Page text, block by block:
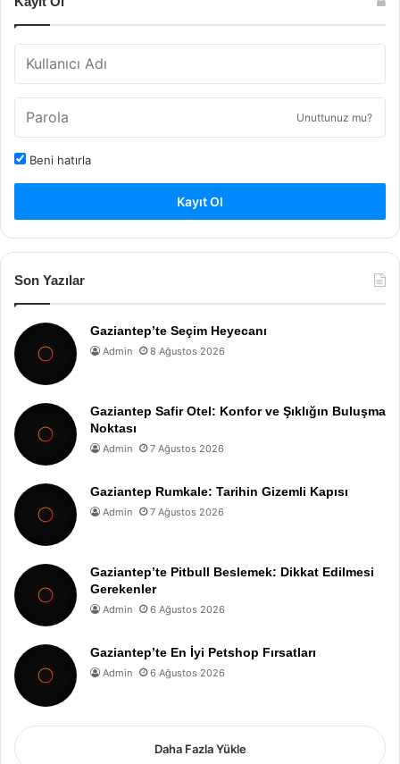
Unuttunuz mu?
Beni hatırla
Kayıt Ol
Son Yazılar
Gaziantep’te Seçim Heyecanı
Admin 8 Ağustos 2026
Gaziantep Safir Otel: Konfor ve Şıklığın Buluşma
Noktası
Admin 7 Ağustos 2026
Gaziantep Rumkale: Tarihin Gizemli Kapısı
Admin 7 Ağustos 2026
Gaziantep’te Pitbull Beslemek: Dikkat Edilmesi
Gerekenler
Admin 6 Ağustos 2026
Gaziantep’te En İyi Petshop Fırsatları
Admin 6 Ağustos 2026
Daha Fazla Yükle